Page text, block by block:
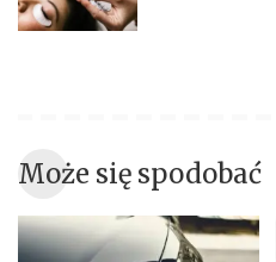
Może się spodobać